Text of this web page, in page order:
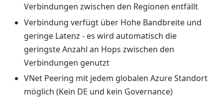
Verbindungen zwischen den Regionen entfällt
Verbindung verfügt über Hohe Bandbreite und
geringe Latenz - es wird automatisch die
geringste Anzahl an Hops zwischen den
Verbindungen genutzt
VNet Peering mit jedem globalen Azure Standort
möglich (Kein DE und kein Governance)